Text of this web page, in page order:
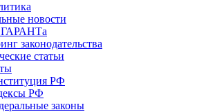
новости
ГАРАНТа
законодательства
статьи
РФ
РФ
законы